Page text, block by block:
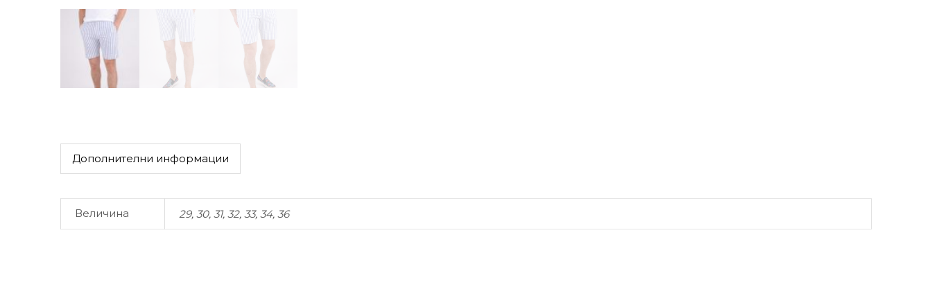
Дополнителни информации
Величина 29, 30, 31, 32, 33, 34, 36